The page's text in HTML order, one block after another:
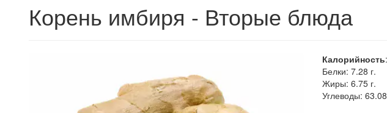
Корень имбиря - Вторые блюда
Калорийность:
Белки: 7.28 г.
Жиры: 6.75 г.
Углеводы: